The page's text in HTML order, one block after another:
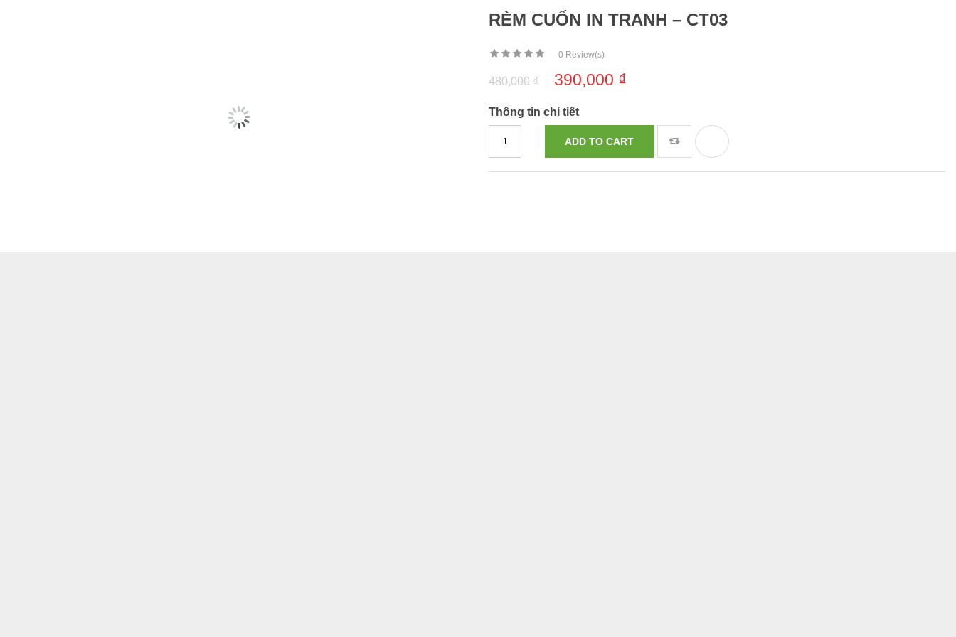
RÈM CUỐN IN TRANH – CT03
0 Review(s)
480,000₫ 390,000 ₫
Thông tin chi tiết
ADD TO CART